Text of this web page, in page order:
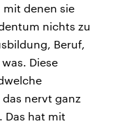
mit denen sie
nichts zu
Beruf,
Diese
nervt ganz
Das hat mit